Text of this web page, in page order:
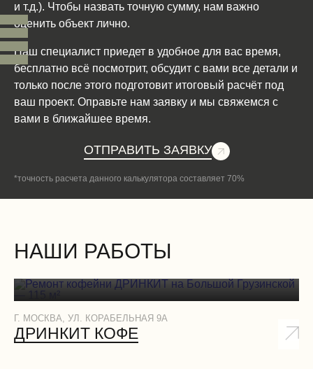
и т.д.). Чтобы назвать точную сумму, нам важно
оценить объект лично.
Наш специалист приедет в удобное для вас время,
бесплатно всё посмотрит, обсудит с вами все детали и
только после этого подготовит итоговый расчёт под
ваш проект. Оправьте нам заявку и мы свяжемся с
вами в ближайшее время.
ОТПРАВИТЬ ЗАЯВКУ
*точность расчета данного калькулятора составляет 70%
НАШИ РАБОТЫ
Г. МОСКВА, УЛ. КОРАБЕЛЬНАЯ 9А
ДРИНКИТ КОФЕ